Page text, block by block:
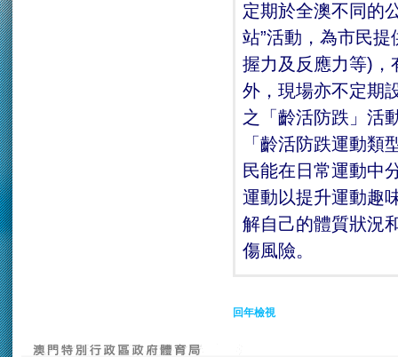
定期於全澳不同的
站”活動，為市民
握力及反應力等)，
外，現場亦不定期
之「齡活防跌」活
「齡活防跌運動
民能在日常運動中
運動以提升運動趣
解自己的體質狀況
傷風險。
回年檢視